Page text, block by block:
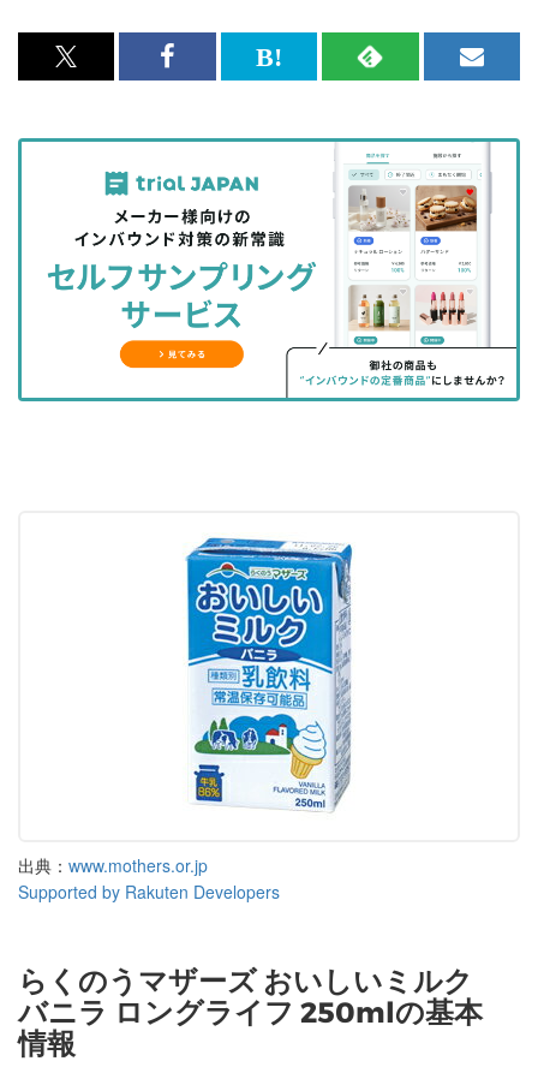
x<br>
記
を
シ
ェ
る
Facebook<br>
記
事
を
シ
ェ
ア
す
る
は
な
ッ
ク
マ
に
RSS
記
事
を
購
読
す
る
メ
マ
ガ
登
録
す
る
出典： www.mothers.or.jp
Supported by Rakuten Developers
らくのうマザーズ おいしいミルク
バニラ ロングライフ 250mlの基本
情報